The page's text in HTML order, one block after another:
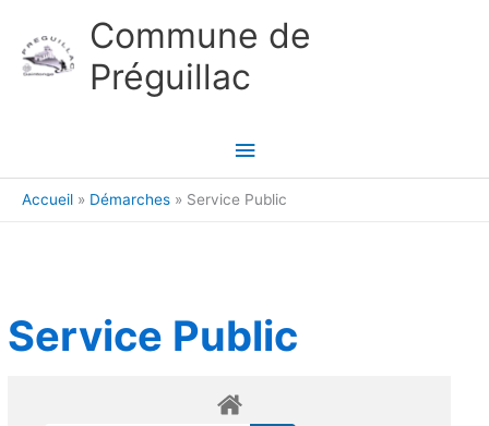
Commune de
Préguillac
Menu
principal
Accueil Démarches Service Public
Service Public